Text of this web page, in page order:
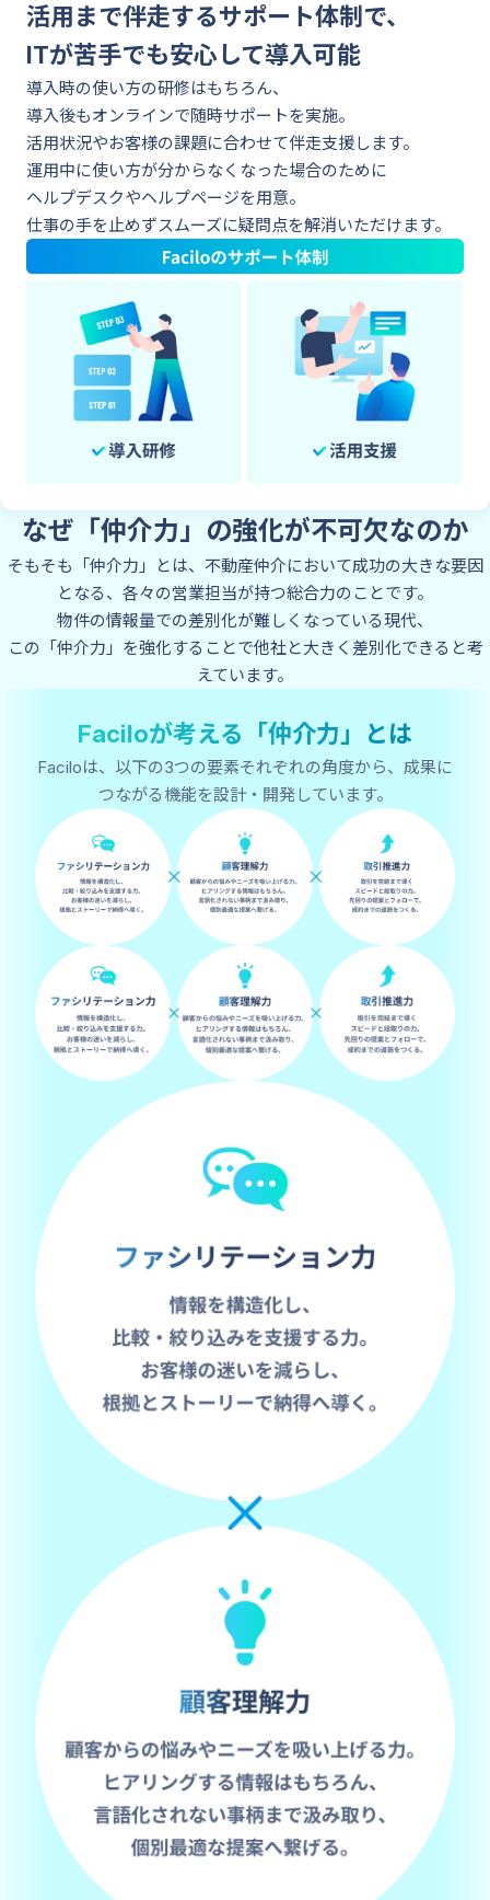
活用まで伴走するサポート体制で、
ITが苦手でも安心して導入可能
導入時の使い方の研修はもちろん、
導入後もオンラインで随時サポートを実施。
活用状況やお客様の課題に合わせて伴走支援します。
運用中に使い方が分からなくなった場合のために
ヘルプデスクやヘルプページを用意。
仕事の手を止めずスムーズに疑問点を解消いただけます。
なぜ「仲介力」の強化が不可欠なのか
そもそも「仲介力」とは、不動産仲介において成功の大きな要因
となる、各々の営業担当が持つ総合力のことです。
物件の情報量での差別化が難しくなっている現代、
この「仲介力」を強化することで他社と大きく差別化できると考
えています。
Faciloが考える 「仲介力」とは
Faciloは、以下の3つの要素それぞれの角度から、成果に
つながる機能を設計・開発しています。